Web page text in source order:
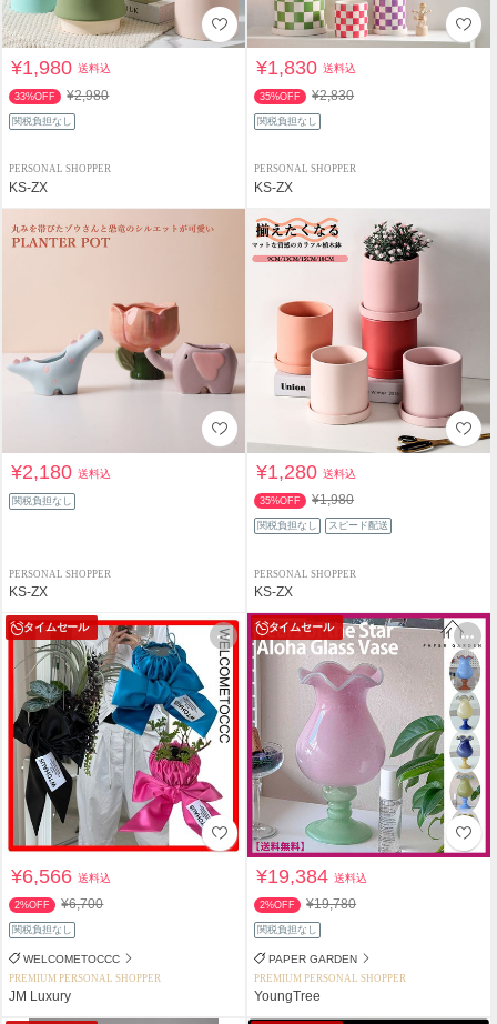
¥1,980送料込
33%OFF ¥2,980
関税負担なし
PERSONAL SHOPPER
KS-ZX
¥1,830送料込
35%OFF ¥2,830
関税負担なし
PERSONAL SHOPPER
KS-ZX
¥2,180送料込
関税負担なし
PERSONAL SHOPPER
KS-ZX
¥1,280送料込
35%OFF ¥1,980
関税負担なし スピード配送
PERSONAL SHOPPER
KS-ZX
タイムセール
¥6,566送料込
2%OFF ¥6,700
関税負担なし
WELCOMETOCCC
PREMIUM PERSONAL SHOPPER
JM Luxury
タイムセール
¥19,384送料込
2%OFF ¥19,780
関税負担なし
PAPER GARDEN
PREMIUM PERSONAL SHOPPER
YoungTree